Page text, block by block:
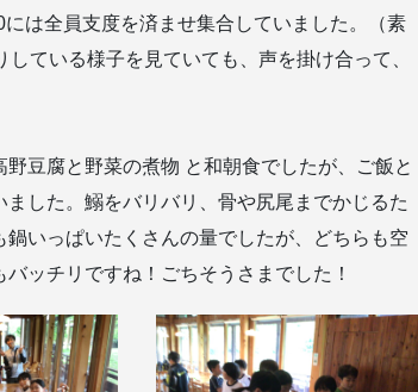
は全員支度を済ませ集合していました。（素
ている様子を見ていても、声を掛け合って、
豆腐と野菜の煮物 と和朝食でしたが、ご飯と
した。鰯をバリバリ、骨や尻尾までかじるた
いっぱいたくさんの量でしたが、どちらも空
ッチリですね！ごちそうさまでした！